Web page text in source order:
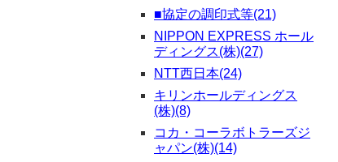
■協定の調印式等(21)
NIPPON EXPRESS ホール
ディングス(株)(27)
NTT西日本(24)
キリンホールディングス
(株)(8)
コカ・コーラボトラーズジ
ャパン(株)(14)